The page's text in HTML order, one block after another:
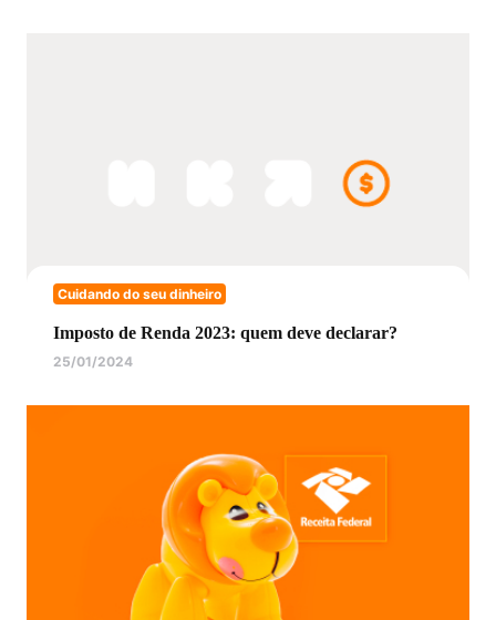
Cuidando do seu dinheiro
Imposto de Renda 2023: quem deve declarar?
25/01/2024